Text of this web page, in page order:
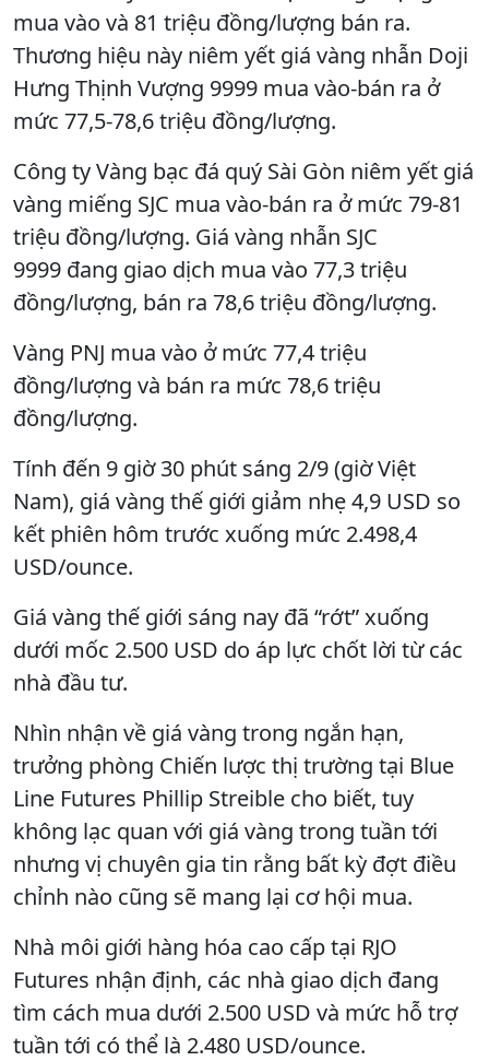
mua vào và 81 triệu đồng/lượng bán ra.
Thương hiệu này niêm yết giá vàng nhẫn Doji
Hưng Thịnh Vượng 9999 mua vào-bán ra ở
mức 77,5-78,6 triệu đồng/lượng.
Công ty Vàng bạc đá quý Sài Gòn niêm yết giá
vàng miếng SJC mua vào-bán ra ở mức 79-81
triệu đồng/lượng. Giá vàng nhẫn SJC
9999 đang giao dịch mua vào 77,3 triệu
đồng/lượng, bán ra 78,6 triệu đồng/lượng.
Vàng PNJ mua vào ở mức 77,4 triệu
đồng/lượng và bán ra mức 78,6 triệu
đồng/lượng.
Tính đến 9 giờ 30 phút sáng 2/9 (giờ Việt
Nam), giá vàng thế giới giảm nhẹ 4,9 USD so
kết phiên hôm trước xuống mức 2.498,4
USD/ounce.
Giá vàng thế giới sáng nay đã “rớt” xuống
dưới mốc 2.500 USD do áp lực chốt lời từ các
nhà đầu tư.
Nhìn nhận về giá vàng trong ngắn hạn,
trưởng phòng Chiến lược thị trường tại Blue
Line Futures Phillip Streible cho biết, tuy
không lạc quan với giá vàng trong tuần tới
nhưng vị chuyên gia tin rằng bất kỳ đợt điều
chỉnh nào cũng sẽ mang lại cơ hội mua.
Nhà môi giới hàng hóa cao cấp tại RJO
Futures nhận định, các nhà giao dịch đang
tìm cách mua dưới 2.500 USD và mức hỗ trợ
tuần tới có thể là 2.480 USD/ounce.